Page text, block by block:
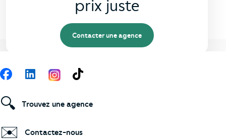
prix juste
Contacter une agence
Suivez-nous
FacebookLinkedIn TikTok
🔍 Trouvez une agence
✉️ Contactez-nous